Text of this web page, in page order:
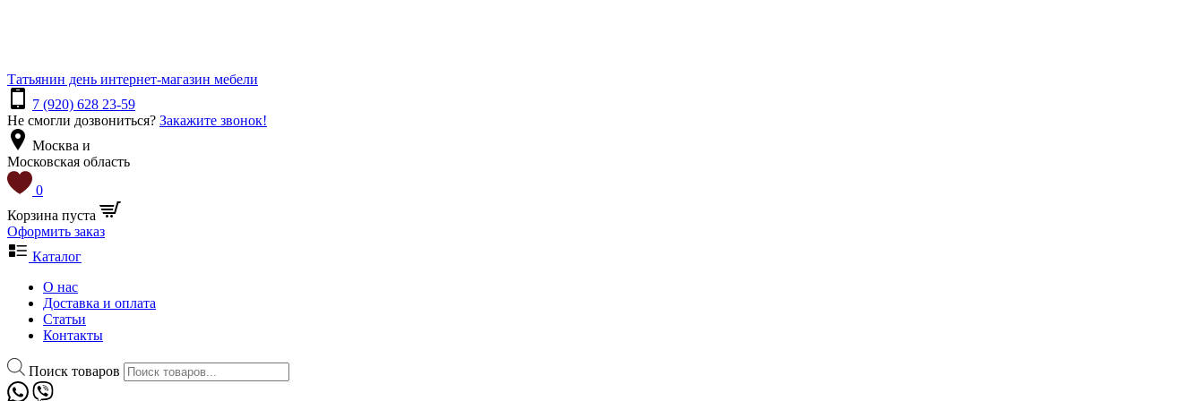
Татьянин день интернет-магазин мебели
7 (920) 628 23-59
Не смогли дозвониться? Закажите звонок!
Москва и
Московская область
0
Корзина пуста
Оформить заказ
Каталог
О нас
Доставка и оплата
Статьи
Контакты
Поиск товаров